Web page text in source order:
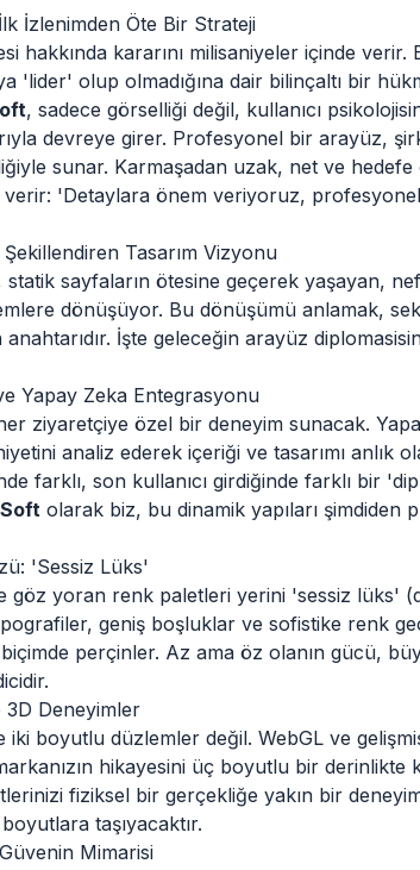
İzlenimden Öte Bir Strateji
hakkında kararını milisaniyeler içinde verir.
'lider' olup olmadığına dair bilinçaltı bir
, sadece görselliği değil, kullanıcı
devreye girer. Profesyonel bir arayüz,
sunar. Karmaşadan uzak, net ve hedefe
verir: 'Detaylara önem veriyoruz,
Tasarım Vizyonu
statik sayfaların ötesine geçerek yaşayan,
dönüşüyor. Bu dönüşümü anlamak,
anahtarıdır. İşte geleceğin arayüz
Yapay Zeka Entegrasyonu
ziyaretçiye özel bir deneyim sunacak.
analiz ederek içeriği ve tasarımı anlık
farklı, son kullanıcı girdiğinde farklı bir
olarak biz, bu dinamik yapıları şimdiden
'Sessiz Lüks'
göz yoran renk paletleri yerini 'sessiz lüks'
geniş boşluklar ve sofistike renk
perçinler. Az ama öz olanın gücü,
3D Deneyimler
iki boyutlu düzlemler değil. WebGL ve
hikayesini üç boyutlu bir derinlikte
fiziksel bir gerçekliğe yakın bir
taşıyacaktır.
Mimarisi